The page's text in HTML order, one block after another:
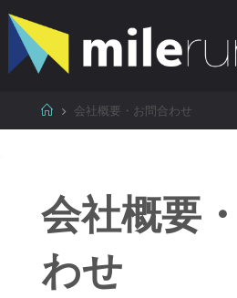
コ
ン
ホ
ー
会社概要・お問合わせ
会社概要
わせ